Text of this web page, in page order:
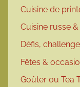
Cuisine de
Cuisine russe
Défis,
Fêtes &
Goûter ou Tea